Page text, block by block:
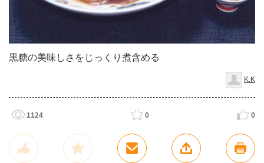
黒糖の美味しさをじっくり煮含める
K.K
1124 0 0